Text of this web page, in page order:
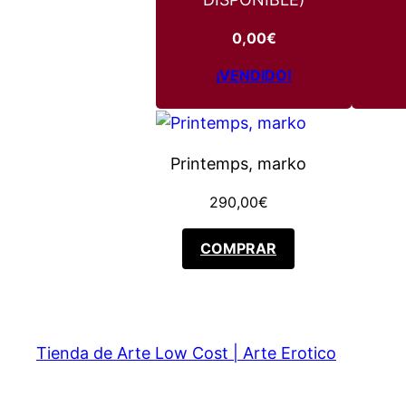
0,00€
¡VENDIDO!
Printemps, marko
290,00€
COMPRAR
Tienda de Arte Low Cost | Arte Erotico